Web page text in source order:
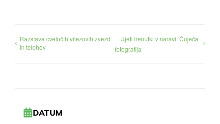
Razstava cvetočih vitezovih zvezd
in telohov
Ujeti trenutki v naravi: Čuječa
fotografija
DATUM